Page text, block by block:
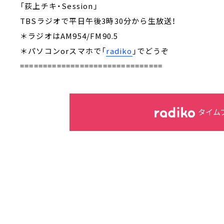
「荻上チキ・Session」
TBSラジオで平日午後3時30分から生放送！
＊ラジオはAM954/FM90.5
＊パソコンorスマホで「radiko 」でどうぞ
===============================
タイム